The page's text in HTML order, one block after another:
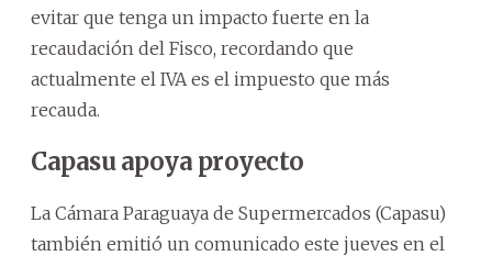
evitar que tenga un impacto fuerte en la
recaudación del Fisco, recordando que
actualmente el IVA es el impuesto que más
recauda.
Capasu apoya proyecto
La Cámara Paraguaya de Supermercados (Capasu)
también emitió un comunicado este jueves en el